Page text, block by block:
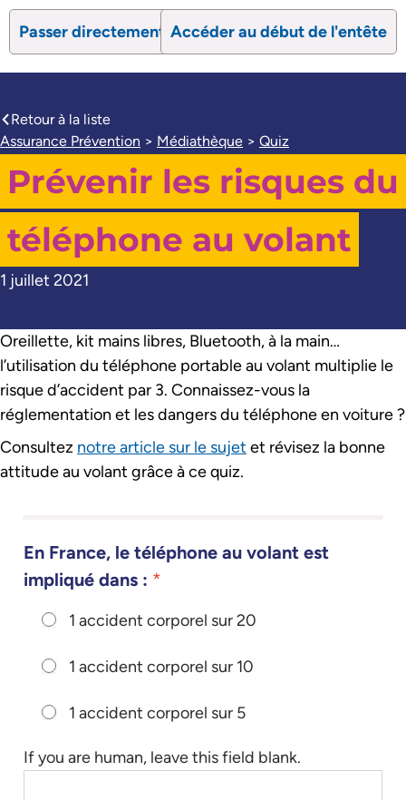
Passer directement au contenu
search
Accéder au début de l'entête
caret-left
Retour à la liste
Assurance Prévention > Médiathèque > Quiz
Prévenir les risques du
téléphone au volant
1 juillet 2021
Oreillette, kit mains libres, Bluetooth, à la main…
l’utilisation du téléphone portable au volant multiplie le
risque d’accident par 3. Connaissez-vous la
réglementation et les dangers du téléphone en voiture ?
Consultez notre article sur le sujet et révisez la bonne
attitude au volant grâce à ce quiz.
En France, le téléphone au volant est
impliqué dans : *
1 accident corporel sur 20
1 accident corporel sur 10
1 accident corporel sur 5
If you are human, leave this field blank.